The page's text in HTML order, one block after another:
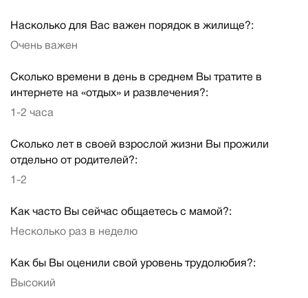
Насколько для Вас важен порядок в жилище?:
Очень важен
Сколько времени в день в среднем Вы тратите в
интернете на «отдых» и развлечения?:
1-2 часа
Сколько лет в своей взрослой жизни Вы прожили
отдельно от родителей?:
1-2
Как часто Вы сейчас общаетесь с мамой?:
Несколько раз в неделю
Как бы Вы оценили свой уровень трудолюбия?:
Высокий